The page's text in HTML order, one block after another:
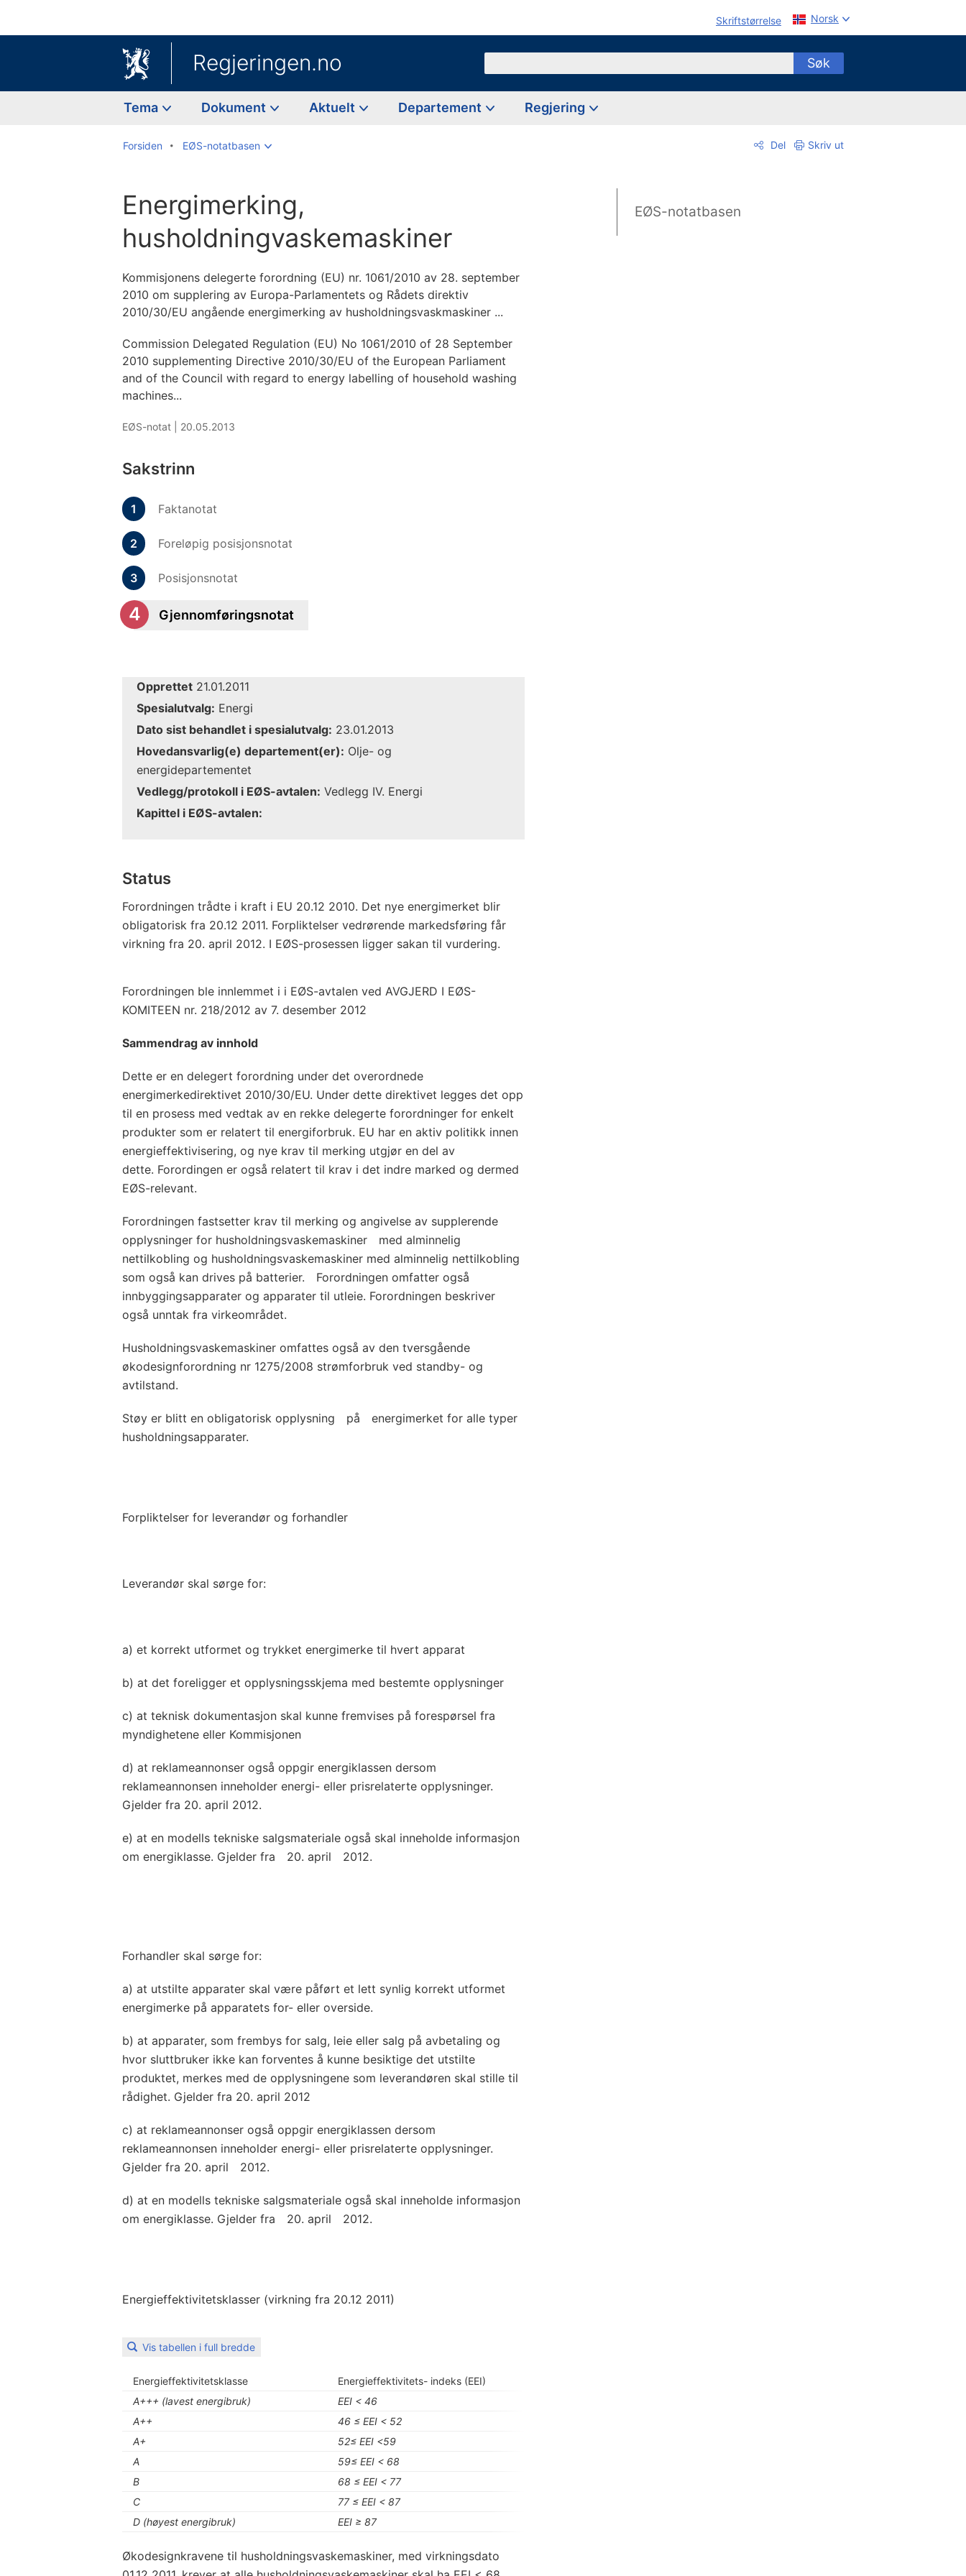
Skriftstørrelse Norsk
Regjeringen.no Søk
Tema Dokument Aktuelt Departement Regjering
Forsiden EØS-notatbasen Del Skriv ut
Energimerking,
husholdningvaskemaskiner
Kommisjonens delegerte forordning (EU) nr. 1061/2010 av 28. september
2010 om supplering av Europa-Parlamentets og Rådets direktiv
2010/30/EU angående energimerking av husholdningsvaskmaskiner ...
Commission Delegated Regulation (EU) No 1061/2010 of 28 September
2010 supplementing Directive 2010/30/EU of the European Parliament
and of the Council with regard to energy labelling of household washing
machines...
EØS-notat | 20.05.2013
Sakstrinn
Faktanotat
Foreløpig posisjonsnotat
Posisjonsnotat
Gjennomføringsnotat
Opprettet 21.01.2011
Spesialutvalg: Energi
Dato sist behandlet i spesialutvalg: 23.01.2013
Hovedansvarlig(e) departement(er): Olje- og
energidepartementet
Vedlegg/protokoll i EØS-avtalen: Vedlegg IV. Energi
Kapittel i EØS-avtalen:
Status
Forordningen trådte i kraft i EU 20.12 2010. Det nye energimerket blir
obligatorisk fra 20.12 2011. Forpliktelser vedrørende markedsføring får
virkning fra 20. april 2012. I EØS-prosessen ligger sakan til vurdering.
Forordningen ble innlemmet i i EØS-avtalen ved AVGJERD I EØS-
KOMITEEN nr. 218/2012 av 7. desember 2012
Sammendrag av innhold
Dette er en delegert forordning under det overordnede
energimerkedirektivet 2010/30/EU. Under dette direktivet legges det opp
til en prosess med vedtak av en rekke delegerte forordninger for enkelt
produkter som er relatert til energiforbruk. EU har en aktiv politikk innen
energieffektivisering, og nye krav til merking utgjør en del av
dette. Forordingen er også relatert til krav i det indre marked og dermed
EØS-relevant.
Forordningen fastsetter krav til merking og angivelse av supplerende
opplysninger for husholdningsvaskemaskiner med alminnelig
nettilkobling og husholdningsvaskemaskiner med alminnelig nettilkobling
som også kan drives på batterier. Forordningen omfatter også
innbyggingsapparater og apparater til utleie. Forordningen beskriver
også unntak fra virkeområdet.
Husholdningsvaskemaskiner omfattes også av den tversgående
økodesignforordning nr 1275/2008 strømforbruk ved standby- og
avtilstand.
Støy er blitt en obligatorisk opplysning på energimerket for alle typer
husholdningsapparater.
Forpliktelser for leverandør og forhandler
Leverandør skal sørge for:
a) et korrekt utformet og trykket energimerke til hvert apparat
b) at det foreligger et opplysningsskjema med bestemte opplysninger
c) at teknisk dokumentasjon skal kunne fremvises på forespørsel fra
myndighetene eller Kommisjonen
d) at reklameannonser også oppgir energiklassen dersom
reklameannonsen inneholder energi- eller prisrelaterte opplysninger.
Gjelder fra 20. april 2012.
e) at en modells tekniske salgsmateriale også skal inneholde informasjon
om energiklasse. Gjelder fra 20. april 2012.
Forhandler skal sørge for:
a) at utstilte apparater skal være påført et lett synlig korrekt utformet
energimerke på apparatets for- eller overside.
b) at apparater, som frembys for salg, leie eller salg på avbetaling og
hvor sluttbruker ikke kan forventes å kunne besiktige det utstilte
produktet, merkes med de opplysningene som leverandøren skal stille til
rådighet. Gjelder fra 20. april 2012
c) at reklameannonser også oppgir energiklassen dersom
reklameannonsen inneholder energi- eller prisrelaterte opplysninger.
Gjelder fra 20. april 2012.
d) at en modells tekniske salgsmateriale også skal inneholde informasjon
om energiklasse. Gjelder fra 20. april 2012.
Energieffektivitetsklasser (virkning fra 20.12 2011)
Vis tabellen i full bredde
Energieffektivitetsklasse
Energieffektivitets- indeks (EEI)
A+++ (lavest energibruk)
EEI < 46
A++
46 ≤ EEI < 52
A+
52≤ EEI <59
A
59≤ EEI < 68
B
68 ≤ EEI < 77
C
77 ≤ EEI < 87
D (høyest energibruk)
EEI ≥ 87
Økodesignkravene til husholdningsvaskemaskiner, med virkningsdato
EØS-notatbasen